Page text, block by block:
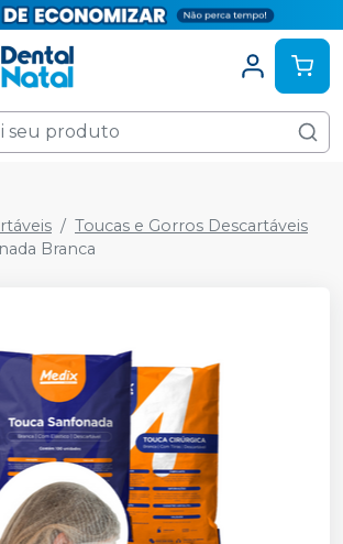
Toucas e Gorros Descartáveis
Branca